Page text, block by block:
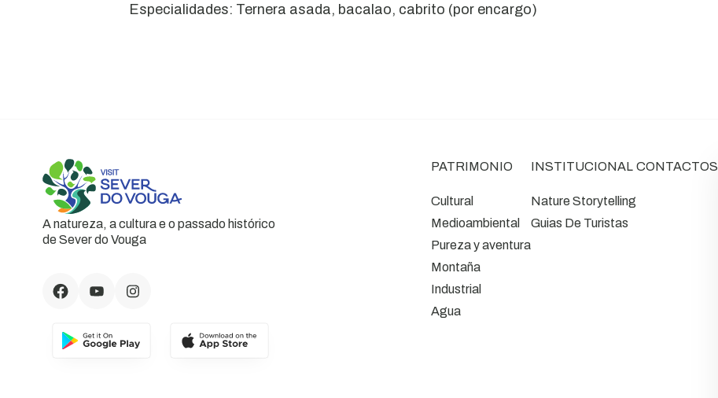
Especialidades: Ternera asada, bacalao, cabrito (por encargo)
A natureza, a cultura e o passado histórico
de Sever do Vouga
PATRIMONIO
Cultural
Medioambiental
Pureza y aventura
Montaña
Industrial
Agua
INSTITUCIONAL
Nature Storytelling
Guias De Turistas
CONTACTOS